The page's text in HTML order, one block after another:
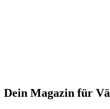
Dein Magazin für